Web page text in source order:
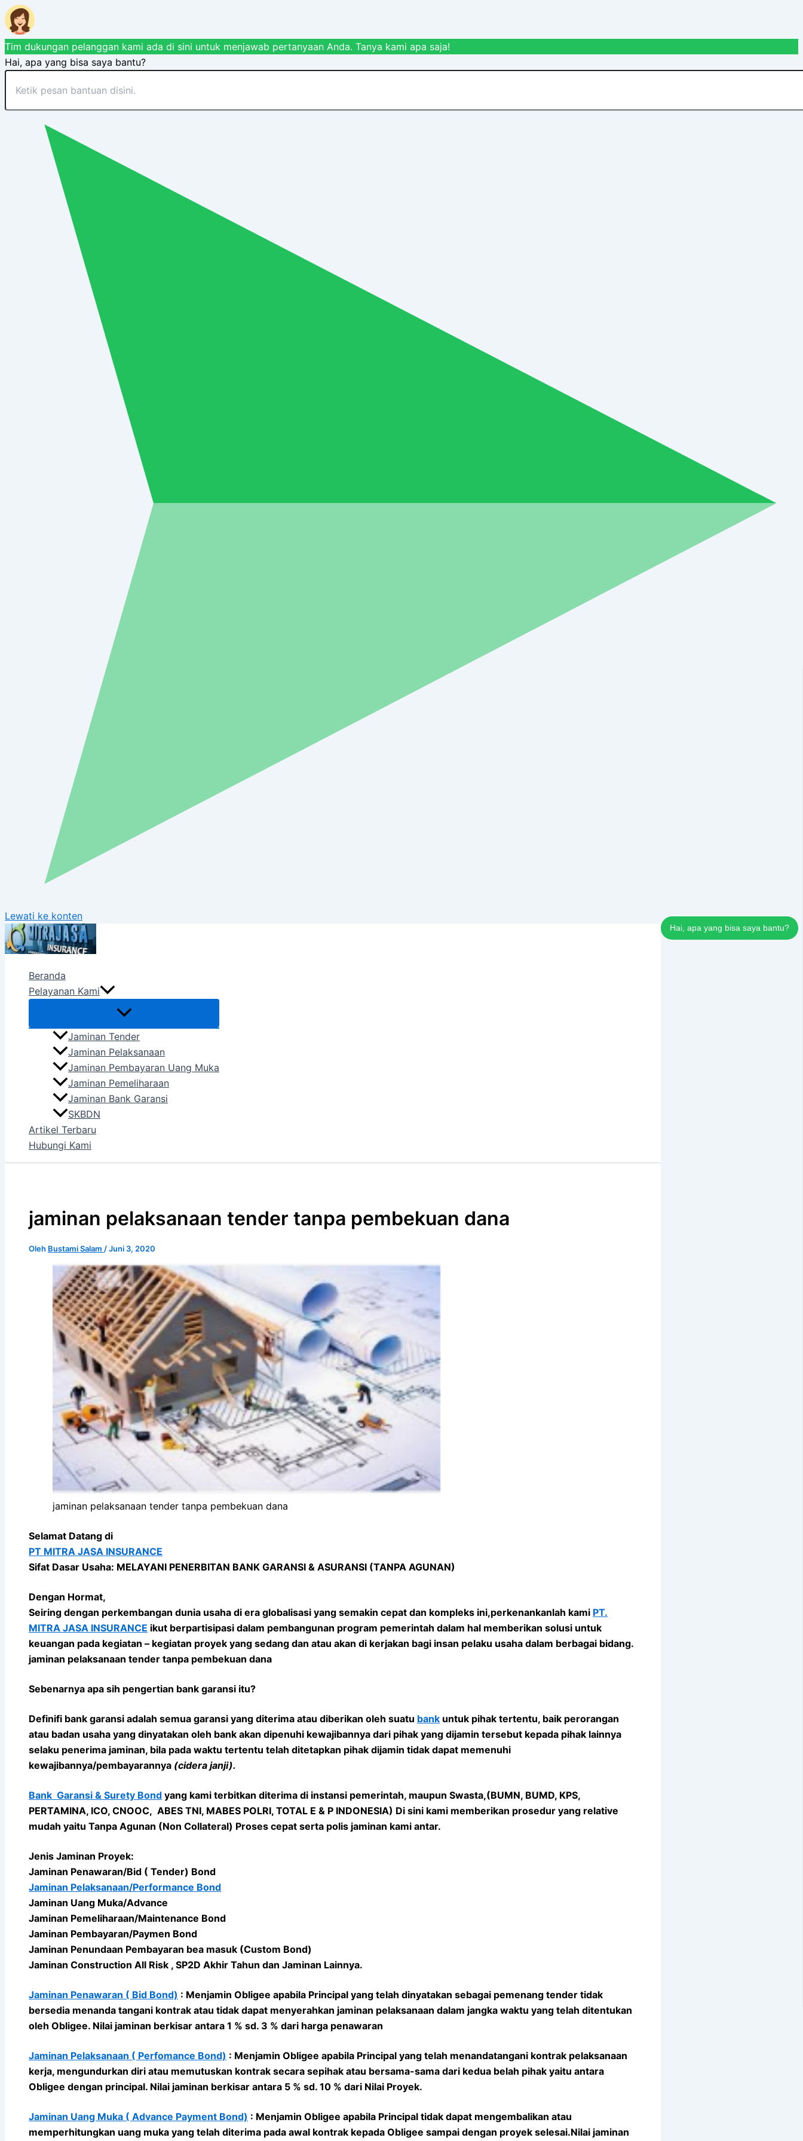
Tim dukungan pelanggan kami ada di sini untuk menjawab pertanyaan Anda. Tanya kami apa saja!
Hai, apa yang bisa saya bantu?
Hai, apa yang bisa saya bantu?
Lewati ke konten
Beranda
Pelayanan Kami
Jaminan Tender
Jaminan Pelaksanaan
Jaminan Pembayaran Uang Muka
Jaminan Pemeliharaan
Jaminan Bank Garansi
SKBDN
Artikel Terbaru
Hubungi Kami
jaminan pelaksanaan tender tanpa pembekuan dana
Oleh Bustami Salam /Juni 3, 2020
jaminan pelaksanaan tender tanpa pembekuan dana
Selamat Datang di
PT MITRA JASA INSURANCE
Sifat Dasar Usaha: MELAYANI PENERBITAN BANK GARANSI & ASURANSI (TANPA AGUNAN)
Dengan Hormat,
Seiring dengan perkembangan dunia usaha di era globalisasi yang semakin cepat dan kompleks ini,perkenankanlah kami PT.
MITRA JASA INSURANCE ikut berpartisipasi dalam pembangunan program pemerintah dalam hal memberikan solusi untuk
keuangan pada kegiatan – kegiatan proyek yang sedang dan atau akan di kerjakan bagi insan pelaku usaha dalam berbagai bidang.
jaminan pelaksanaan tender tanpa pembekuan dana
Sebenarnya apa sih pengertian bank garansi itu?
Definifi bank garansi adalah semua garansi yang diterima atau diberikan oleh suatu bank untuk pihak tertentu, baik perorangan
atau badan usaha yang dinyatakan oleh bank akan dipenuhi kewajibannya dari pihak yang dijamin tersebut kepada pihak lainnya
selaku penerima jaminan, bila pada waktu tertentu telah ditetapkan pihak dijamin tidak dapat memenuhi
kewajibannya/pembayarannya (cidera janji).
Bank Garansi & Surety Bond yang kami terbitkan diterima di instansi pemerintah, maupun Swasta,(BUMN, BUMD, KPS,
PERTAMINA, ICO, CNOOC, ABES TNI, MABES POLRI, TOTAL E & P INDONESIA) Di sini kami memberikan prosedur yang relative
mudah yaitu Tanpa Agunan (Non Collateral) Proses cepat serta polis jaminan kami antar.
Jenis Jaminan Proyek:
Jaminan Penawaran/Bid ( Tender) Bond
Jaminan Pelaksanaan/Performance Bond
Jaminan Uang Muka/Advance
Jaminan Pemeliharaan/Maintenance Bond
Jaminan Pembayaran/Paymen Bond
Jaminan Penundaan Pembayaran bea masuk (Custom Bond)
Jaminan Construction All Risk , SP2D Akhir Tahun dan Jaminan Lainnya.
Jaminan Penawaran ( Bid Bond) : Menjamin Obligee apabila Principal yang telah dinyatakan sebagai pemenang tender tidak
bersedia menanda tangani kontrak atau tidak dapat menyerahkan jaminan pelaksanaan dalam jangka waktu yang telah ditentukan
oleh Obligee. Nilai jaminan berkisar antara 1 % sd. 3 % dari harga penawaran
Jaminan Pelaksanaan ( Perfomance Bond) : Menjamin Obligee apabila Principal yang telah menandatangani kontrak pelaksanaan
kerja, mengundurkan diri atau memutuskan kontrak secara sepihak atau bersama-sama dari kedua belah pihak yaitu antara
Obligee dengan principal. Nilai jaminan berkisar antara 5 % sd. 10 % dari Nilai Proyek.
Jaminan Uang Muka ( Advance Payment Bond) : Menjamin Obligee apabila Principal tidak dapat mengembalikan atau
memperhitungkan uang muka yang telah diterima pada awal kontrak kepada Obligee sampai dengan proyek selesai.Nilai jaminan